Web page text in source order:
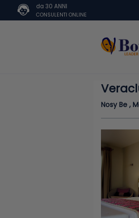
da 30 ANNI
CONSULENTI ONLINE
Nosy Be ,